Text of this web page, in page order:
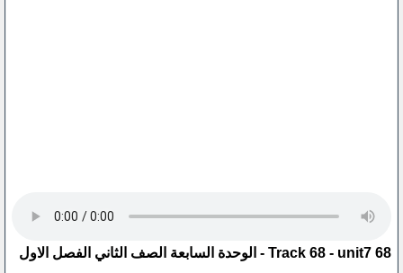
68 Track 68 - unit7 - الوحدة السابعة الصف الثاني الفصل الاول